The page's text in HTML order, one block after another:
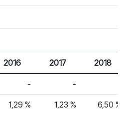
2016 2017 2018
- -
1,29 % 1,23 % 6,50 %